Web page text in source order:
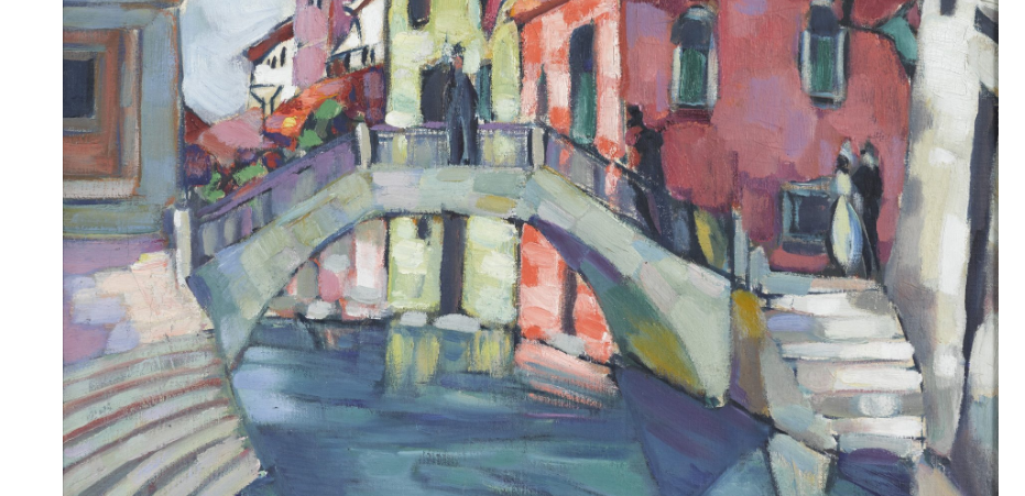
KUNSTITEOSED
ELULUGU
KIRJAD
MAALIMISPAIGAD
UUDISED
MEEDIA­KAJASTUSED
NÄITUSED
RAAMATUD
FILMID
AASTAPREEMIA
STIPENDIUMID
KONTAKT